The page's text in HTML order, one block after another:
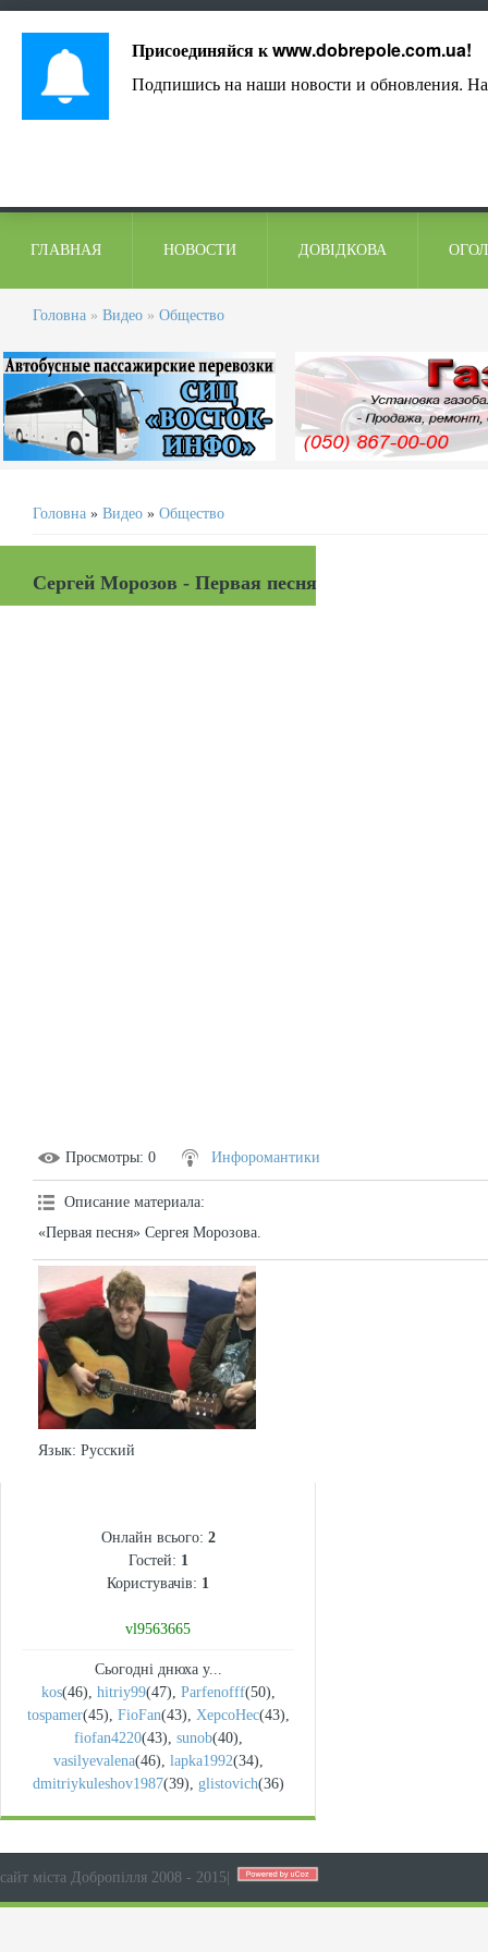
ГЛАВНАЯ НОВОСТИ ДОВІДКОВА
Головна » Видео » Общество
Головна » Видео » Общество
Сергей Морозов - Первая песня
Просмотры: 0 Инфоромантики
Описание материала:
«Первая песня» Сергея Морозова.
Язык: Русский
Онлайн всього: 2
Гостей: 1
Користувачів: 1
vl9563665
Сьогодні днюха у...
kos(46), hitriy99(47), Parfenofff(50),
tospamer(45), FioFan(43), XepcoHec(43),
fiofan4220(43), sunob(40),
vasilyevalena(46), lapka1992(34),
dmitriykuleshov1987(39), glistovich(36)
сайт міста Добропілля 2008 - 2015
Присоединяйся кwww.dobrepole.com.ua!
Подпишись на наши новости и обновления.